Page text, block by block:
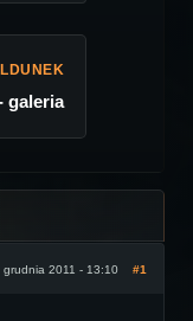
galeria
grudnia 2011 - 13:10 #1